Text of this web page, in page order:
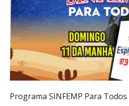
Programa SINFEMP Para